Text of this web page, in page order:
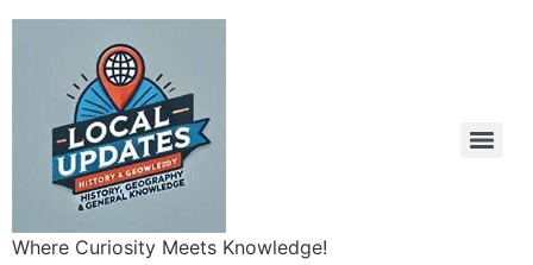
Where Curiosity Meets Knowledge!